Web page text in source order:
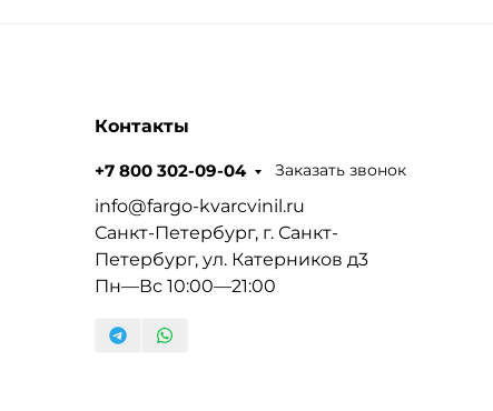
Контакты
+7 800 302-09-04 Заказать звонок
info@fargo-kvarcvinil.ru
Санкт-Петербург, г. Санкт-
Петербург, ул. Катерников д3
Пн—Вс 10:00—21:00